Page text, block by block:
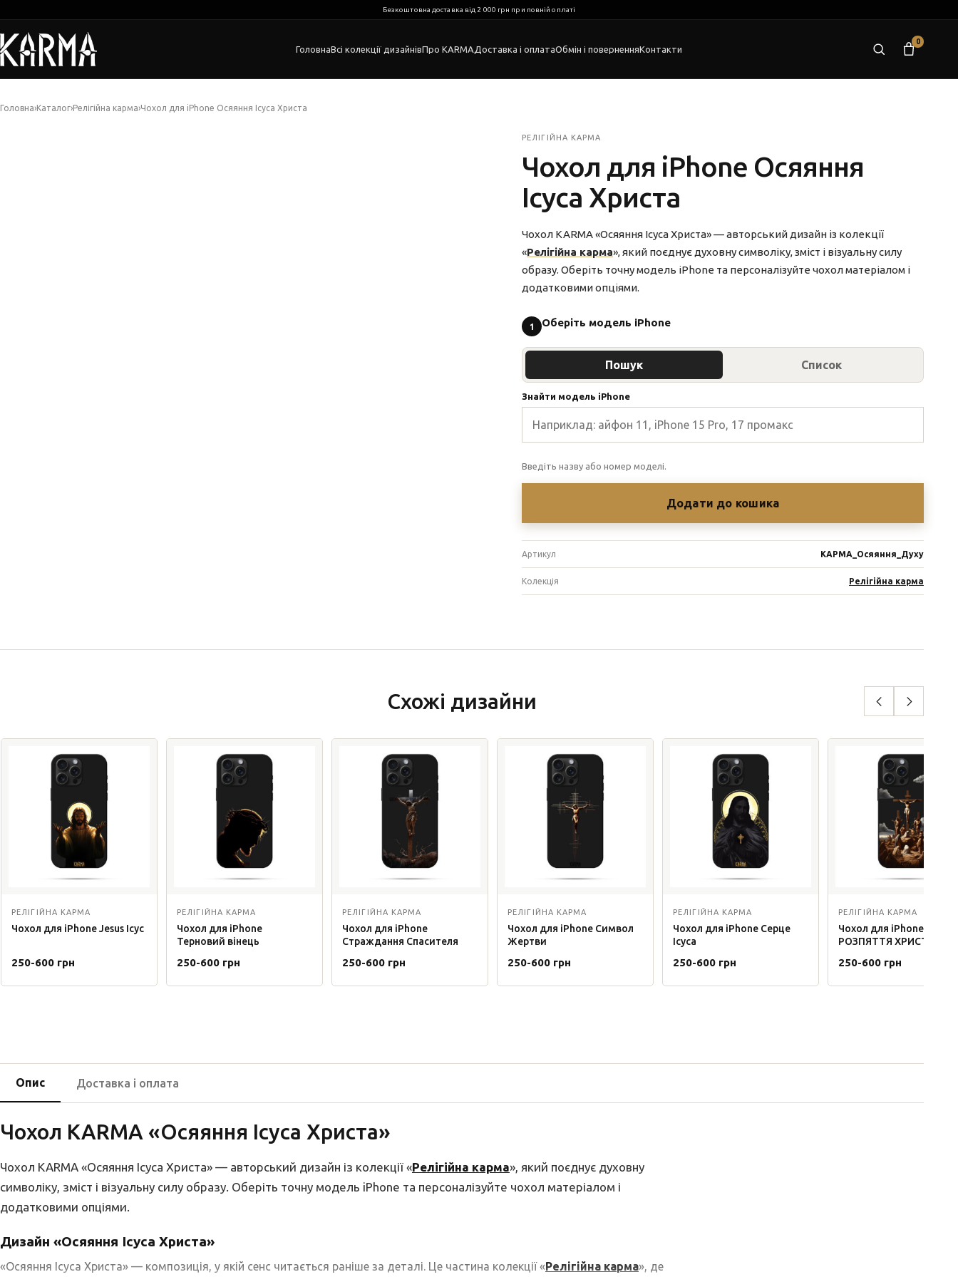
Безкоштовна доставка від 2 000 грн при повній оплаті
ГоловнаВсі колекції дизайнівПро KARMA Доставка і оплатаОбмін і поверненняКонтакти
0
Головна›Каталог›Релігійна карма›Чохол для iPhone Осяяння Ісуса Христа
РЕЛІГІЙНА КАРМА
Чохол для iPhone Осяяння
Ісуса Христа
Чохол KARMA «Осяяння Ісуса Христа» — авторський дизайн із колекції
«Релігійна карма», який поєднує духовну символіку, зміст і візуальну силу
образу. Оберіть точну модель iPhone та персоналізуйте чохол матеріалом і
додатковими опціями.
1 Оберіть модель iPhone
Пошук Список
Знайти модель iPhone
Введіть назву або номер моделі.
Додати до кошика
Артикул КАРМА_Осяяння_Духу
Колекція Релігійна карма
Схожі дизайни
РЕЛІГІЙНА КАРМА
Чохол для iPhone Jesus Ісус
250-600 грн
РЕЛІГІЙНА КАРМА
Чохол для iPhone
Терновий вінець
250-600 грн
РЕЛІГІЙНА КАРМА
Чохол для iPhone
Страждання Спасителя
250-600 грн
РЕЛІГІЙНА КАРМА
Чохол для iPhone Символ
Жертви
250-600 грн
РЕЛІГІЙНА КАРМА
Чохол для iPhone Серце
Ісуса
250-600 грн
РЕЛІГІЙНА КАРМА
Чохол для iPhone
РОЗПЯТТЯ ХРИСТОВЕ
250-600 грн
Опис Доставка і оплата
Чохол KARMA «Осяяння Ісуса Христа»
Чохол KARMA «Осяяння Ісуса Христа» — авторський дизайн із колекції «Релігійна карма», який поєднує духовну
символіку, зміст і візуальну силу образу. Оберіть точну модель iPhone та персоналізуйте чохол матеріалом і
додатковими опціями.
Дизайн «Осяяння Ісуса Христа»
«Осяяння Ісуса Христа» — композиція, у якій сенс читається раніше за деталі. Це частина колекції «Релігійна карма», де